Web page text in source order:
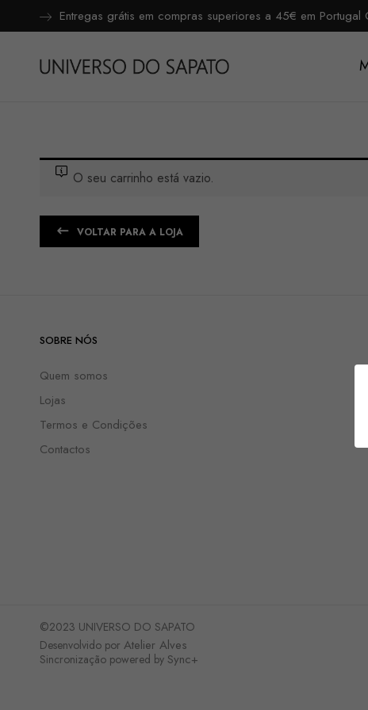
Entregas grátis em compras superiores a 45€ em Portugal
O seu carrinho está vazio.
VOLTAR PARA A LOJA
SOBRE NÓS
Quem somos
Lojas
Termos e Condições
Contactos
©2023 UNIVERSO DO SAPATO
Desenvolvido por Atelier Alves
Sincronização powered by Sync+